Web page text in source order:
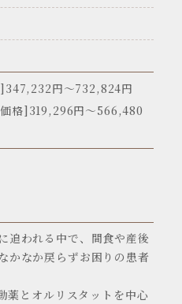
円〜732,824円
格]319,296円～566,480
追われる中で、間食や産後
かなか戻らずお困りの患者
薬とオルリスタットを中心